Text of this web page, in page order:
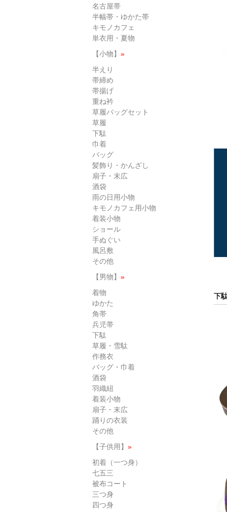
下
名古屋帯
半幅帯・ゆかた帯
キモノカフェ
単衣用・夏物
【小物】 »
半えり
帯締め
帯揚げ
重ね衿
草履バッグセット
草履
下駄
巾着
バッグ
髪飾り・かんざし
扇子・末広
酒袋
雨の日用小物
キモノカフェ用小物
着装小物
ショール
手ぬぐい
風呂敷
その他
【男物】 »
着物
ゆかた
角帯
兵児帯
下駄
草履・雪駄
作務衣
バッグ・巾着
酒袋
羽織紐
着装小物
扇子・末広
踊りの衣装
その他
【子供用】 »
初着（一つ身）
七五三
被布コート
三つ身
四つ身